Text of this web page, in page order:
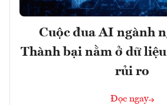
Cuộc đua AI ngành
Thành bại nằm ở dữ
rủi ro
Đọc ngay